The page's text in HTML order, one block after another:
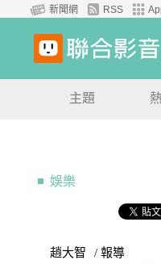
新聞網 RSS
主題
娛樂
趙大智 / 報導